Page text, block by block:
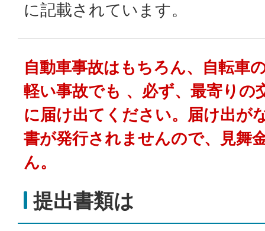
に記載されています。
自動車事故はもちろん、自転車
軽い事故でも 、必ず、最寄りの
に届け出てください。 届け出が
書が発行されませんので、見舞
ん。
提出書類は